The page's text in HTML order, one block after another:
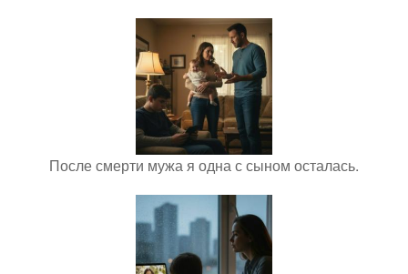
После смерти мужа я одна с сыном осталась.